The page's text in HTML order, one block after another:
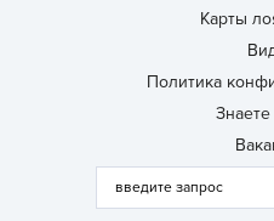
Карты
Политика